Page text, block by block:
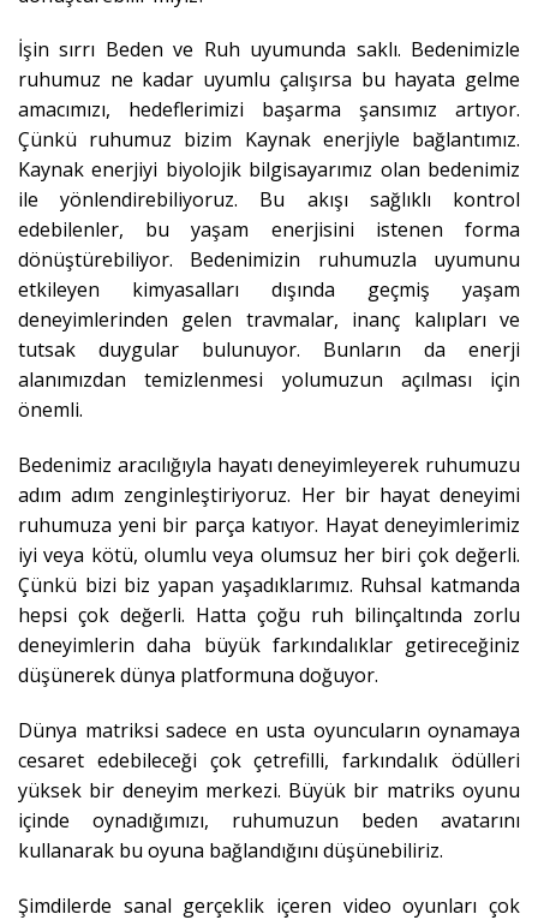
İşin sırrı Beden ve Ruh uyumunda saklı. Bedenimizle
ruhumuz ne kadar uyumlu çalışırsa bu hayata gelme
amacımızı, hedeflerimizi başarma şansımız artıyor.
Çünkü ruhumuz bizim Kaynak enerjiyle bağlantımız.
Kaynak enerjiyi biyolojik bilgisayarımız olan bedenimiz
ile yönlendirebiliyoruz. Bu akışı sağlıklı kontrol
edebilenler, bu yaşam enerjisini istenen forma
dönüştürebiliyor. Bedenimizin ruhumuzla uyumunu
etkileyen kimyasalları dışında geçmiş yaşam
deneyimlerinden gelen travmalar, inanç kalıpları ve
tutsak duygular bulunuyor. Bunların da enerji
alanımızdan temizlenmesi yolumuzun açılması için
önemli.
Bedenimiz aracılığıyla hayatı deneyimleyerek ruhumuzu
adım adım zenginleştiriyoruz. Her bir hayat deneyimi
ruhumuza yeni bir parça katıyor. Hayat deneyimlerimiz
iyi veya kötü, olumlu veya olumsuz her biri çok değerli.
Çünkü bizi biz yapan yaşadıklarımız. Ruhsal katmanda
hepsi çok değerli. Hatta çoğu ruh bilinçaltında zorlu
deneyimlerin daha büyük farkındalıklar getireceğiniz
düşünerek dünya platformuna doğuyor.
Dünya matriksi sadece en usta oyuncuların oynamaya
cesaret edebileceği çok çetrefilli, farkındalık ödülleri
yüksek bir deneyim merkezi. Büyük bir matriks oyunu
içinde oynadığımızı, ruhumuzun beden avatarını
kullanarak bu oyuna bağlandığını düşünebiliriz.
Şimdilerde sanal gerçeklik içeren video oyunları çok